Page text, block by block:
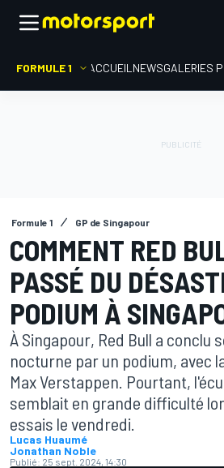
FORMULE 1 ACCUEIL NEWSGALERIES
Formule 1 GP de Singapour
COMMENT RED
PASSÉ DU
PODIUM À
À Singapour, Red Bull a conclu
nocturne par un podium, avec
Max Verstappen. Pourtant,
semblait en grande difficulté
essais le vendredi.
Lucas Huaumé
Jonathan Noble
Publié: 25 sept. 2024, 14:30